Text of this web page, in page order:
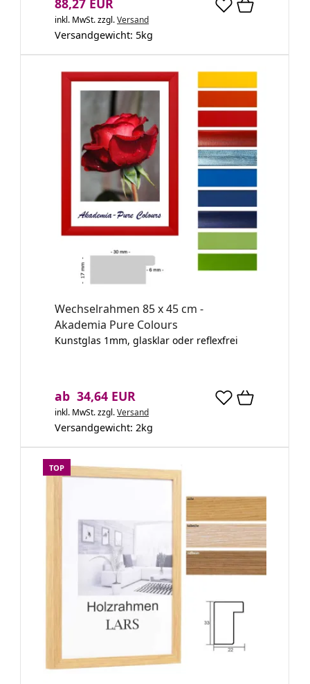
inkl. MwSt.zzgl.Versand
Versandgewicht: 5kg
Wechselrahmen 85 x 45 cm -
Akademia Pure Colours
Kunstglas 1mm, glasklar oder reflexfrei
ab 34,64 EUR
inkl. MwSt.zzgl.Versand
Versandgewicht: 2kg
TOP